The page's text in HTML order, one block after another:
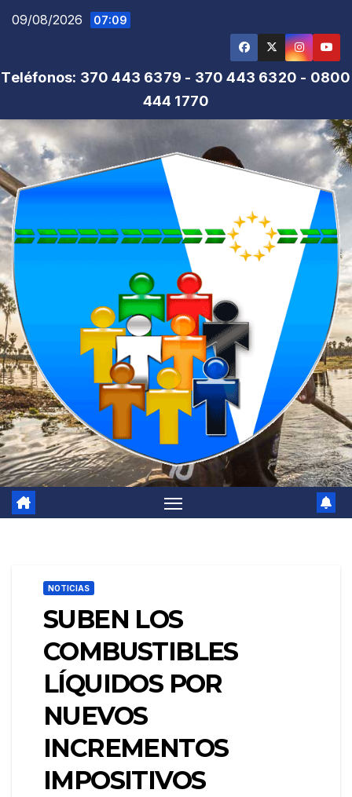
Saltar
09/08/2026 07:09
Teléfonos: 370 443 6379 - 370 443 6320 - 0800
444 1770
NOTICIAS
SUBEN LOS
COMBUSTIBLES
LÍQUIDOS POR
NUEVOS
INCREMENTOS
IMPOSITIVOS